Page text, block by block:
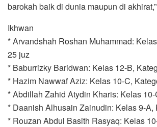
barokah baik di dunia maupun di
Ikhwan
* Arvandshah Roshan Muhammad:
25 juz
* Baburrizky Baridwan: Kelas 12-B,
* Hazim Nawwaf Aziz: Kelas 10-C,
* Abdillah Zahid Atydin Kharis: Kelas
* Daanish Alhusain Zainudin: Kelas 9-A,
* Rouzan Abdul Basith Rasyaq: Kelas